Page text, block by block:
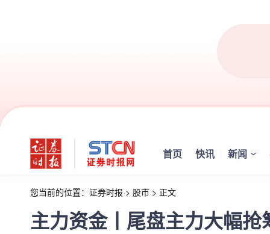
首页 快讯 新闻
您当前的位置： 证券时报 > 股市 > 正文
主力资金丨尾盘主力大幅抢